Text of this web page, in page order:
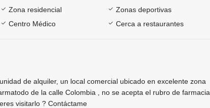
Zona residencial
Zonas deportivas
Centro Médico Cerca a restaurantes
de alquiler, un local comercial ubicado en excelente zona
de la calle Colombia , no se acepta el rubro de farmacia,
visitarlo ? Contáctame